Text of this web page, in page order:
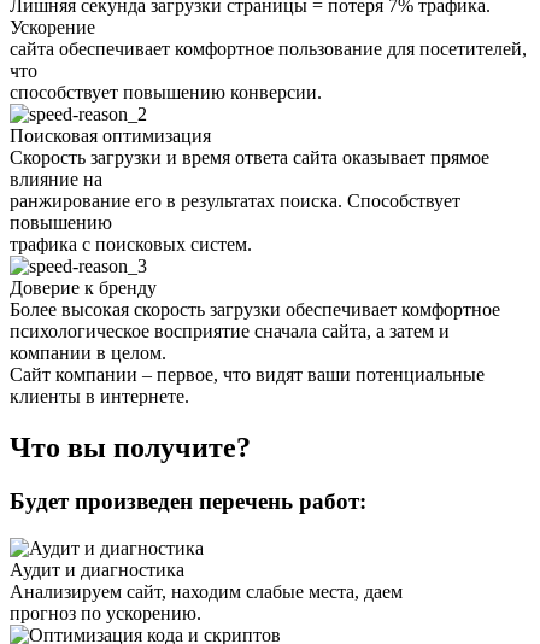
Лишняя секунда загрузки страницы = потеря 7% трафика.
Ускорение
сайта обеспечивает комфортное пользование для посетителей,
что
способствует повышению конверсии.
Поисковая оптимизация
Скорость загрузки и время ответа сайта оказывает прямое
влияние на
ранжирование его в результатах поиска. Способствует
повышению
трафика с поисковых систем.
Доверие к бренду
Более высокая скорость загрузки обеспечивает комфортное
психологическое восприятие сначала сайта, а затем и
компании в целом.
Сайт компании – первое, что видят ваши потенциальные
клиенты в интернете.
Что вы получите?
Будет произведен перечень работ:
Аудит и диагностика
Анализируем сайт, находим слабые места, даем
прогноз по ускорению.